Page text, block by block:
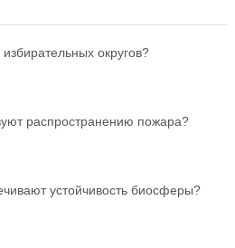
округов?
распространению пожара?
устойчивость биосферы?